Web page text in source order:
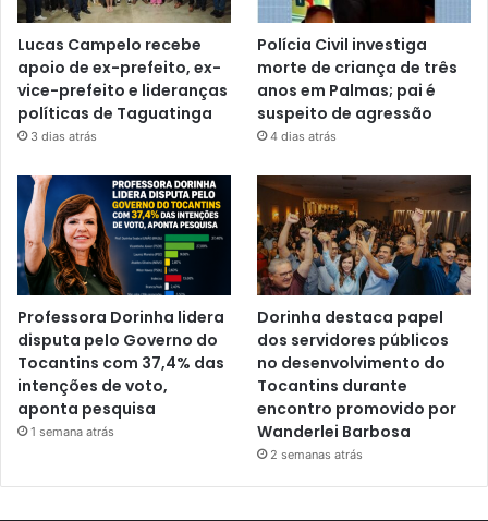
Lucas Campelo recebe
apoio de ex-prefeito, ex-
vice-prefeito e lideranças
políticas de Taguatinga
3 dias atrás
Polícia Civil investiga
morte de criança de três
anos em Palmas; pai é
suspeito de agressão
4 dias atrás
Professora Dorinha lidera
disputa pelo Governo do
Tocantins com 37,4% das
intenções de voto,
aponta pesquisa
1 semana atrás
Dorinha destaca papel
dos servidores públicos
no desenvolvimento do
Tocantins durante
encontro promovido por
Wanderlei Barbosa
2 semanas atrás